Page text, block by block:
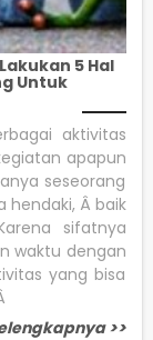
5 Hal
Untuk
aktivitas
apapun
seseorang
hendaki, Â baik
sifatnya
waktu dengan
yang bisa
>>